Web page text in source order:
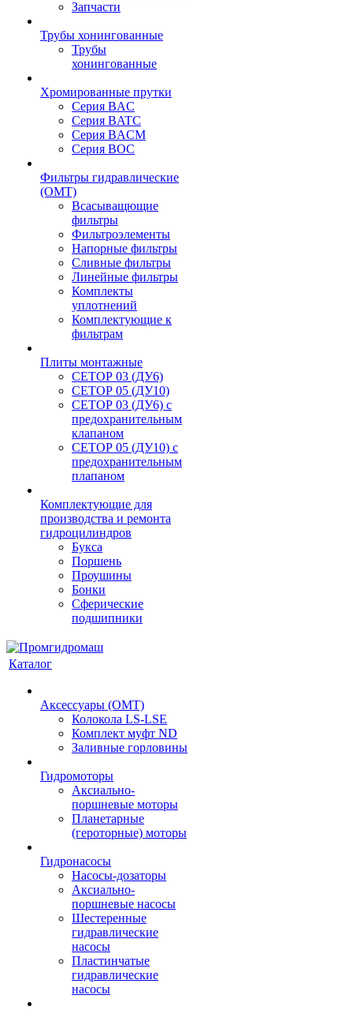
Запчасти
Трубы хонингованные
Трубы
хонингованные
Хромированные прутки
Серия BAC
Серия BATC
Серия BACM
Серия BOC
Фильтры гидравлические
(OMT)
Всасыващющие
фильтры
Фильтроэлементы
Напорные фильтры
Сливные фильтры
Линейные фильтры
Комплекты
уплотнений
Комплектующие к
фильтрам
Плиты монтажные
CЕТОР 03 (ДУ6)
CЕТОР 05 (ДУ10)
CЕТОР 03 (ДУ6) с
предохранительным
клапаном
CЕТОР 05 (ДУ10) с
предохранительным
плапаном
Комплектующие для
производства и ремонта
гидроцилиндров
Букса
Поршень
Проушины
Бонки
Сферические
подшипники
Каталог
Аксессуары (OMT)
Колокола LS-LSE
Комплект муфт ND
Заливные горловины
Гидромоторы
Аксиально-
поршневые моторы
Планетарные
(героторные) моторы
Гидронасосы
Насосы-дозаторы
Аксиально-
поршневые насосы
Шестеренные
гидравлические
насосы
Пластинчатые
гидравлические
насосы